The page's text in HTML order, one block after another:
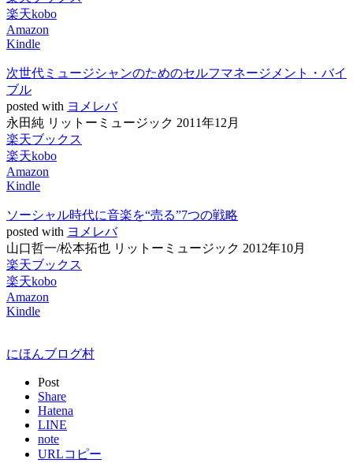
楽天kobo
Amazon
Kindle
次世代ミュージシャンのためのセルフマネージメント・バイ
ブル
posted with ヨメレバ
永田純 リットーミュージック 2011年12月
楽天ブックス
楽天kobo
Amazon
Kindle
ソーシャル時代に音楽を“売る”7つの戦略
posted with ヨメレバ
山口哲一/松本拓也 リットーミュージック 2012年10月
楽天ブックス
楽天kobo
Amazon
Kindle
にほんブログ村
Post
Share
Hatena
LINE
note
URLコピー